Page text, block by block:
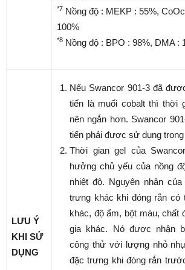
*7 Nồng độ : MEKP : 55%,
100%
*8 Nồng độ : BPO : 98%, DMA :
LƯU Ý
KHI SỬ
DỤNG
Nếu Swancor 901-3 đã
tiến là muối cobalt thì thời
nên ngắn hơn. Swancor
tiến phải được sử dụng
Thời gian gel của
hưởng chủ yếu của nồng
nhiệt độ. Nguyên nhân
trưng khác khi đóng rắn có
khác, độ ẩm, bột màu, chất
gia khác. Nó được nhận
công thử với lượng nhỏ
đặc trưng khi đóng rắn